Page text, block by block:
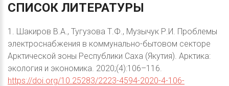
СПИСОК ЛИТЕРАТУРЫ
1. Шакиров В.А., Тугузова Т.Ф., Музычук Р.И. Проблемы
электроснабжения в коммунально-бытовом секторе
Арктической зоны Республики Саха (Якутия). Арктика:
экология и экономика. 2020;(4):106–116.
https://doi.org/10.25283/2223-4594-2020-4-106-